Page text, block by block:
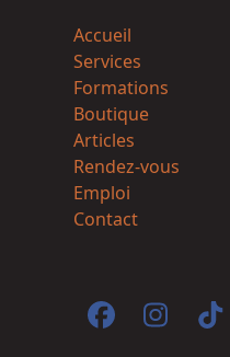
Accueil
Services
Formations
Boutique
Articles
Rendez-vous
Emploi
Contact
Facebook